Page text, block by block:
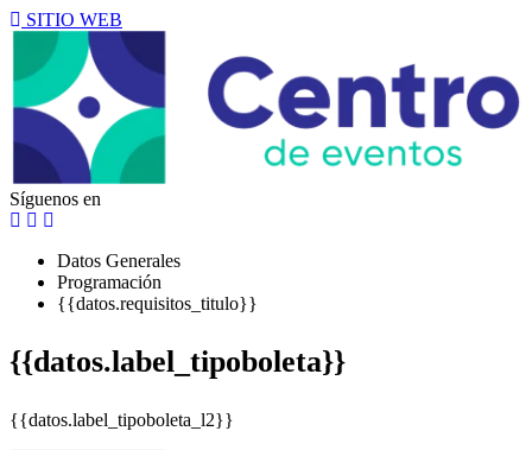
SITIO WEB
Síguenos en
Datos Generales
Programación
{{datos.requisitos_titulo}}
{{datos.label_tipoboleta}}
{{datos.label_tipoboleta_l2}}